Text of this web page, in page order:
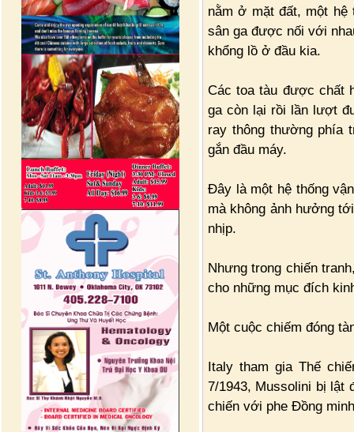
nằm ở mặt đất, một hệ
sân ga được nối với
khổng lồ ở đầu kia.
Các toa tàu được chất
ga còn lại rồi lần lượt
ray thông thường phía
gắn đầu máy.
Đây là một hệ thống
mà không ảnh hưởng
nhịp.
Nhưng trong chiến
cho những mục đích
Một cuộc chiếm đóng
Italy tham gia Thế
7/1943, Mussolini bị lật
chiến với phe Đồng